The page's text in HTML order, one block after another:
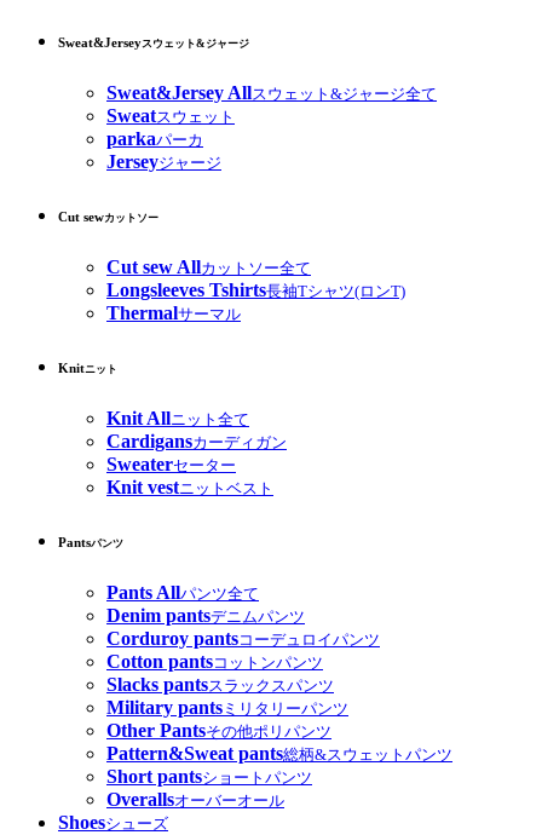
Sweat&Jerseyスウェット&ジャージ
Sweat&Jersey Allスウェット&ジャージ全て
Sweatスウェット
parkaパーカ
Jerseyジャージ
Cut sewカットソー
Cut sew Allカットソー全て
Longsleeves Tshirts長袖Tシャツ(ロンT)
Thermalサーマル
Knitニット
Knit Allニット全て
Cardigansカーディガン
Sweaterセーター
Knit vestニットベスト
Pantsパンツ
Pants Allパンツ全て
Denim pantsデニムパンツ
Corduroy pantsコーデュロイパンツ
Cotton pantsコットンパンツ
Slacks pantsスラックスパンツ
Military pants ミリタリーパンツ
Other Pantsその他ポリパンツ
Pattern&Sweat pants総柄&スウェットパンツ
Short pantsショートパンツ
Overallsオーバーオール
Shoesシューズ